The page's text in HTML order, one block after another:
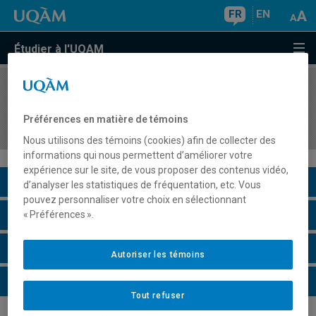
FR EN
Étudier à l'UQAM
COURS//
social
Description du cours
Horaire - Été 2026
Horaire - Automne 2026
Horaire - Hiver 2027
Préférences en matière de témoins
Nous utilisons des témoins (cookies) afin de collecter des
informations qui nous permettent d’améliorer votre
expérience sur le site, de vous proposer des contenus vidéo,
d’analyser les statistiques de fréquentation, etc. Vous
pouvez personnaliser votre choix en sélectionnant
« Préférences ».
Tout refuser
Autoriser les témoins